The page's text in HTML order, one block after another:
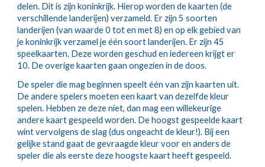
delen. Dit is zijn koninkrijk. Hierop worden de kaarten (de
verschillende landerijen) verzameld. Er zijn 5 soorten
landerijen (van waarde 0 tot en met 8) en op elk gebied van
je koninkrijk verzamel je één soort landerijen. Er zijn 45
speelkaarten. Deze worden geschud en iedereen krijgt er
10. De overige kaarten gaan ongezien in de doos.
De speler die mag beginnen speelt één van zijn kaarten uit.
De andere spelers moeten een kaart van dezelfde kleur
spelen. Hebben ze deze niet, dan mag een willekeurige
andere kaart gespeeld worden. De hoogst gespeelde kaart
wint vervolgens de slag (dus ongeacht de kleur!). Bij een
gelijke stand gaat de gevraagde kleur voor en anders de
speler die als eerste deze hoogste kaart heeft gespeeld.